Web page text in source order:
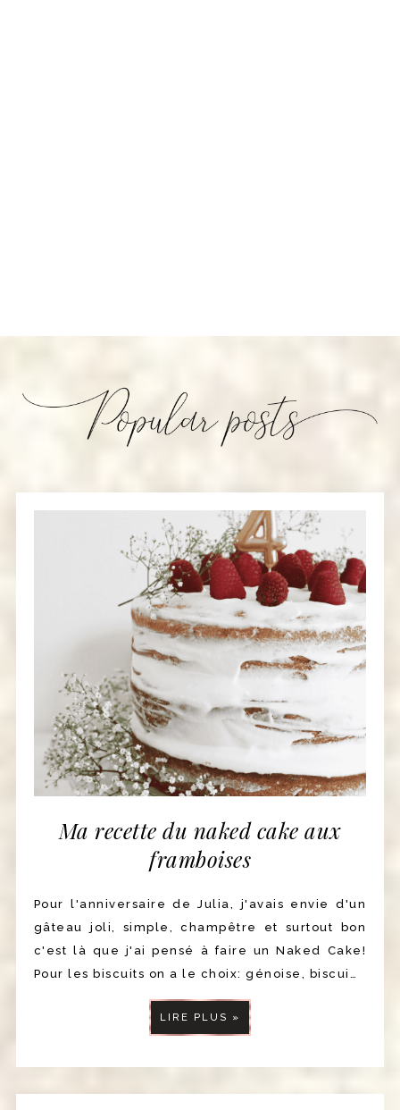
Ma recette du naked cake aux
framboises
Pour l'anniversaire de Julia, j'avais envie d'un
gâteau joli, simple, champêtre et surtout bon
c'est là que j'ai pensé à faire un Naked Cake!
Pour les biscuits on a le choix: génoise, biscui…
LIRE PLUS »